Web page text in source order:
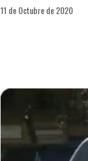
11 de Octubre de 2020